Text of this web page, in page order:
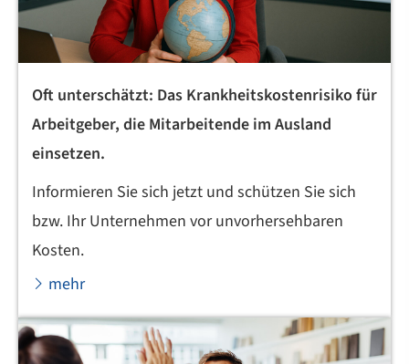
Oft unterschätzt: Das Krankheitskostenrisiko für
Arbeitgeber, die Mitarbeitende im Ausland
einsetzen.
Informieren Sie sich jetzt und schützen Sie sich
bzw. Ihr Unternehmen vor unvorhersehbaren
Kosten.
mehr